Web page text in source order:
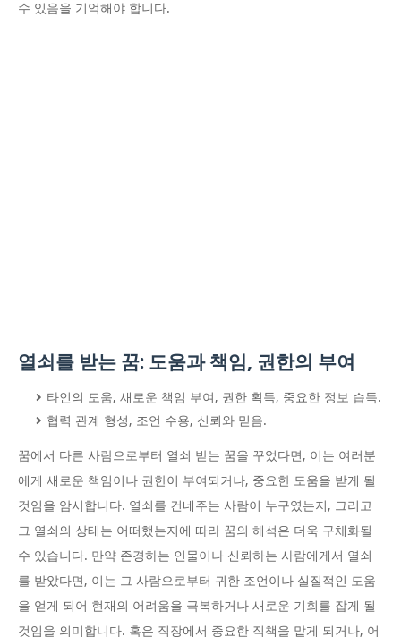
수 있음을 기억해야 합니다.
열쇠를 받는 꿈: 도움과 책임, 권한의 부여
타인의 도움, 새로운 책임 부여, 권한 획득, 중요한 정보 습득.
협력 관계 형성, 조언 수용, 신뢰와 믿음.
꿈에서 다른 사람으로부터 열쇠 받는 꿈을 꾸었다면, 이는 여러분
에게 새로운 책임이나 권한이 부여되거나, 중요한 도움을 받게 될
것임을 암시합니다. 열쇠를 건네주는 사람이 누구였는지, 그리고
그 열쇠의 상태는 어떠했는지에 따라 꿈의 해석은 더욱 구체화될
수 있습니다. 만약 존경하는 인물이나 신뢰하는 사람에게서 열쇠
를 받았다면, 이는 그 사람으로부터 귀한 조언이나 실질적인 도움
을 얻게 되어 현재의 어려움을 극복하거나 새로운 기회를 잡게 될
것임을 의미합니다. 혹은 직장에서 중요한 직책을 맡게 되거나, 어